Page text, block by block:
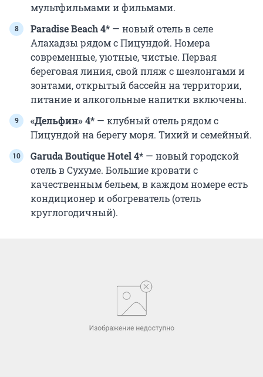
мультфильмами и фильмами.
Paradise Beach 4* — новый отель в селе
Алахадзы рядом с Пицундой. Номера
современные, уютные, чистые. Первая
береговая линия, свой пляж с шезлонгами и
зонтами, открытый бассейн на территории,
питание и алкогольные напитки включены.
«Дельфин» 4* — клубный отель рядом с
Пицундой на берегу моря. Тихий и семейный.
Garuda Boutique Hotel 4* — новый городской
отель в Сухуме. Большие кровати с
качественным бельем, в каждом номере есть
кондиционер и обогреватель (отель
круглогодичный).